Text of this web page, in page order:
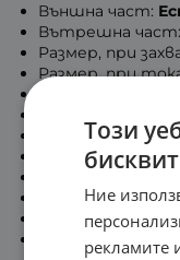
Външна част:
Вътрешна част:
Размер, при
Размер, при
Дължина на
Дължина на част
Сребриста
Включени
Този
Ние
рекламите